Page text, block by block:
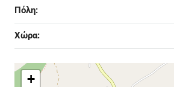
Πόλη:
Χώρα:
+